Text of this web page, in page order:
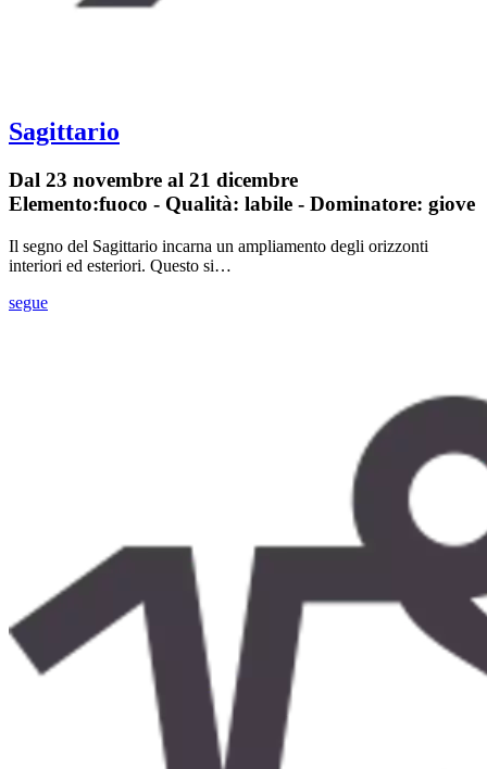
Sagittario
Dal 23 novembre al 21 dicembre
Elemento:fuoco - Qualità: labile - Dominatore: giove
Il segno del Sagittario incarna un ampliamento degli orizzonti
interiori ed esteriori. Questo si…
segue